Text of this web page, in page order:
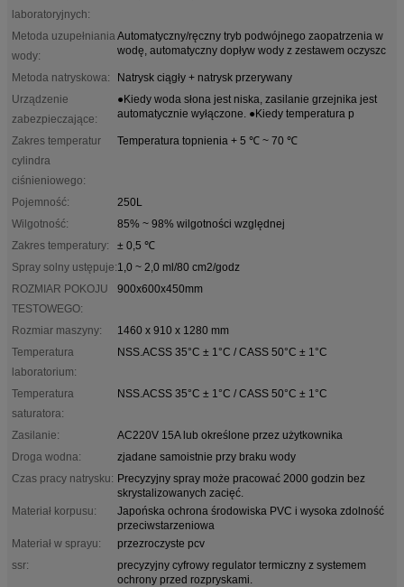
laboratoryjnych:
Metoda uzupełniania
wody:
Automatyczny/ręczny tryb podwójnego zaopatrzenia w
wodę, automatyczny dopływ wody z zestawem oczyszc
Metoda natryskowa:
Natrysk ciągły + natrysk przerywany
Urządzenie
zabezpieczające:
●Kiedy woda słona jest niska, zasilanie grzejnika jest
automatycznie wyłączone. ●Kiedy temperatura p
Zakres temperatur
cylindra
ciśnieniowego:
Temperatura topnienia + 5 ℃ ~ 70 ℃
Pojemność:
250L
Wilgotność:
85% ~ 98% wilgotności względnej
Zakres temperatury:
± 0,5 ℃
Spray solny ustępuje:1,0 ~ 2,0 ml/80 cm2/godz
ROZMIAR POKOJU
TESTOWEGO:
900x600x450mm
Rozmiar maszyny:
1460 x 910 x 1280 mm
Temperatura
laboratorium:
NSS.ACSS 35°C ± 1°C / CASS 50°C ± 1°C
Temperatura
saturatora:
NSS.ACSS 35°C ± 1°C / CASS 50°C ± 1°C
Zasilanie:
AC220V 15A lub określone przez użytkownika
Droga wodna:
zjadane samoistnie przy braku wody
Czas pracy natrysku: Precyzyjny spray może pracować 2000 godzin bez
skrystalizowanych zacięć.
Materiał korpusu:
Japońska ochrona środowiska PVC i wysoka zdolność
przeciwstarzeniowa
Materiał w sprayu:
przezroczyste pcv
ssr:
precyzyjny cyfrowy regulator termiczny z systemem
ochrony przed rozpryskami.